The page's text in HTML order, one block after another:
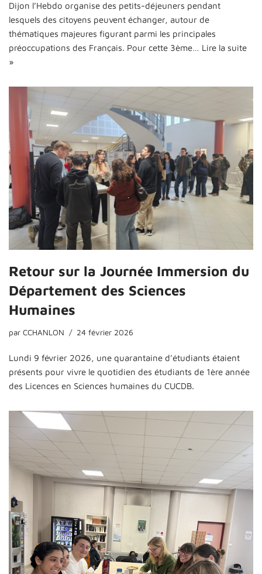
Dijon l’Hebdo organise des petits-déjeuners pendant
lesquels des citoyens peuvent échanger, autour de
thématiques majeures figurant parmi les principales
préoccupations des Français. Pour cette 3ème… Lire la suite
»
Retour sur la Journée Immersion du
Département des Sciences
Humaines
par CCHANLON 24 février 2026
Lundi 9 février 2026, une quarantaine d’étudiants étaient
présents pour vivre le quotidien des étudiants de 1ère année
des Licences en Sciences humaines du CUCDB.